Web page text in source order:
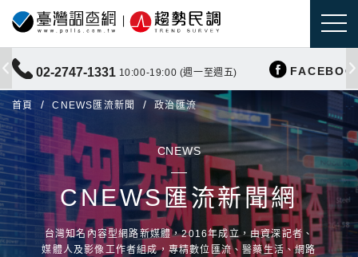
02-2747-1331 10:00-19:00 (週一至週五)
首頁 CNEWS匯流新聞 政治匯流
CNEWS
CNEWS匯流新聞網
台灣知名內容型網路新媒體，2016年成立，由資深記者、
媒體人及影像工作者組成，專精數位匯流、醫藥生活、網路